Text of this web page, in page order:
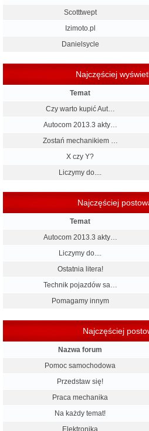
Scotttwept
Izimoto.pl
Danielsycle
Najczęściej
Temat
Czy warto kupić Aut…
Autocom 2013.3 akty…
Zostań mechanikiem …
X czy Y?
Liczymy do....
Najczęściej
Temat
Autocom 2013.3 akty…
Liczymy do....
Ostatnia litera!
Technik pojazdów sa…
Pomagamy innym
Najczęściej
Nazwa forum
Pomoc samochodowa
Przedstaw się!
Praca mechanika
Na każdy temat!
Elektronika